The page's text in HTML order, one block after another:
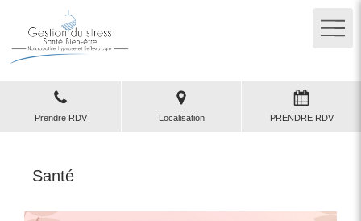
Prendre RDV Localisation PRENDRE RDV
Santé